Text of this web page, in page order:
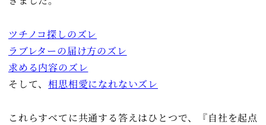
ツチノコ探しのズレ
ラブレターの届け方のズレ
求める内容のズレ
そして、相思相愛になれないズレ
これらすべてに共通する答えはひとつで、『自社を起点